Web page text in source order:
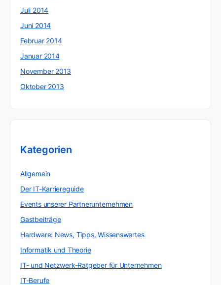
Juli 2014
Juni 2014
Februar 2014
Januar 2014
November 2013
Oktober 2013
Kategorien
Allgemein
Der IT-Karriereguide
Events unserer Partnerunternehmen
Gastbeiträge
Hardware: News, Tipps, Wissenswertes
Informatik und Theorie
IT- und Netzwerk-Ratgeber für Unternehmen
IT-Berufe